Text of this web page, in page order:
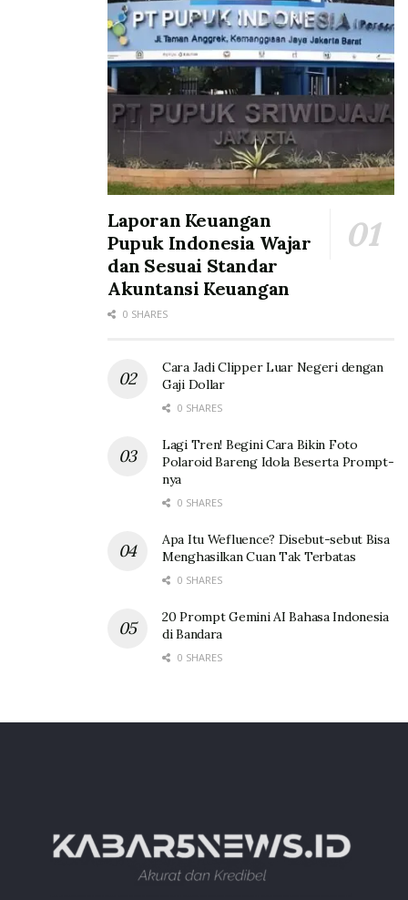
Laporan Keuangan
Pupuk Indonesia Wajar
dan Sesuai Standar
Akuntansi Keuangan
0 SHARES
Cara Jadi Clipper Luar Negeri dengan
Gaji Dollar
0 SHARES
Lagi Tren! Begini Cara Bikin Foto
Polaroid Bareng Idola Beserta Prompt-
nya
0 SHARES
Apa Itu Wefluence? Disebut-sebut Bisa
Menghasilkan Cuan Tak Terbatas
0 SHARES
20 Prompt Gemini AI Bahasa Indonesia
di Bandara
0 SHARES